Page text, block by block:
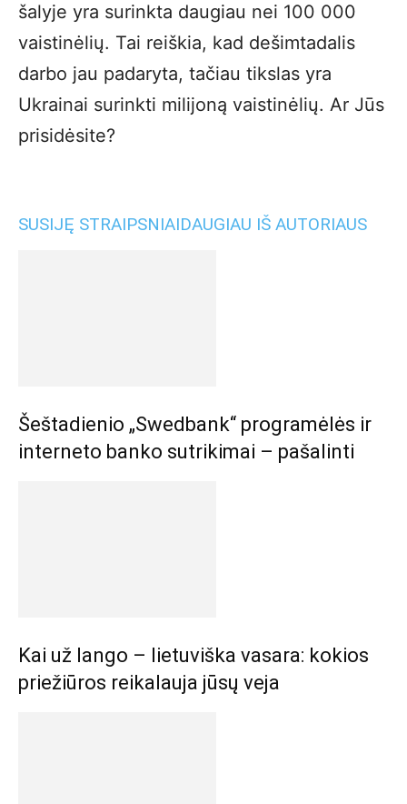
šalyje yra surinkta daugiau nei 100 000
vaistinėlių. Tai reiškia, kad dešimtadalis
darbo jau padaryta, tačiau tikslas yra
Ukrainai surinkti milijoną vaistinėlių. Ar Jūs
prisidėsite?
SUSIJĘ STRAIPSNIAIDAUGIAU IŠ AUTORIAUS
Šeštadienio „Swedbank“ programėlės ir
interneto banko sutrikimai – pašalinti
Kai už lango – lietuviška vasara: kokios
priežiūros reikalauja jūsų veja